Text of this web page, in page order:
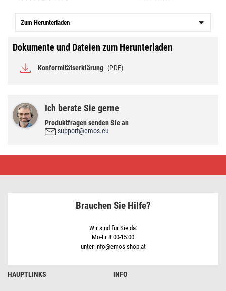
Zum Herunterladen
Dokumente und Dateien zum Herunterladen
Konformitätserklärung (PDF)
Ich berate Sie gerne
Produktfragen senden Sie an
support@emos.eu
HAUPTLINKS INFO
Brauchen Sie Hilfe?
Wir sind für Sie da:
Mo-Fr 8:00-15:00
unter info@emos-shop.at